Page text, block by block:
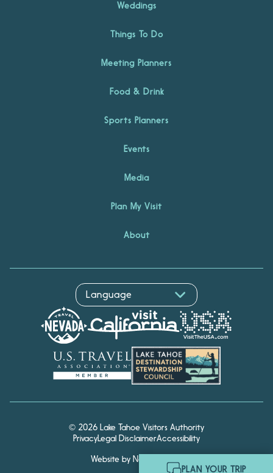
Weddings
Things To Do
Meeting Planners
Food & Drink
Sports Planners
Events
Media
Plan My Visit
About
© 2026 Lake Tahoe Visitors Authority
PrivacyLegal DisclaimerAccessibility
Website by Noble Studios
Hello! I'm Echo, your travel
PLAN YOUR TRIP